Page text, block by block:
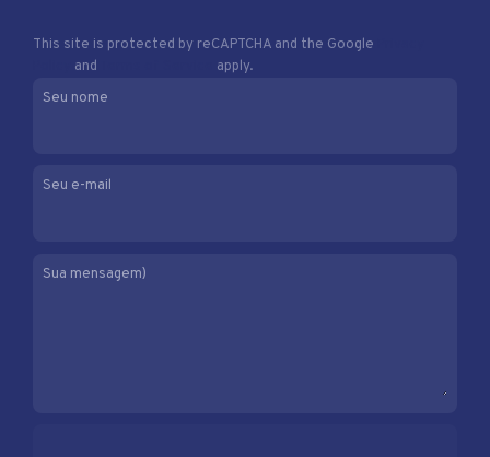
This site is protected by reCAPTCHA and the Google
and
apply.
Seu nome
Seu e-mail
Sua mensagem)